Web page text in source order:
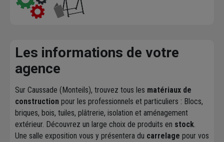
Les informations de votre
agence
Sur Caussade (Monteils), trouvez tous les matériaux de
construction pour les professionnels et particuliers : Blocs,
briques, bois, tuiles, plâtrerie, isolation et aménagement
extérieur. Découvrez un large choix de produits en stock.
Une salle exposition vous y présentera du carrelage pour vos